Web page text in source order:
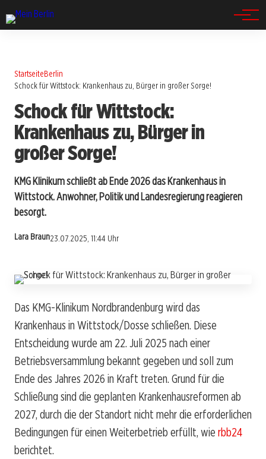
StartseiteBerlin
Schock für Wittstock: Krankenhaus zu, Bürger in großer Sorge!
Schock für Wittstock:
Krankenhaus zu, Bürger in
großer Sorge!
KMG Klinikum schließt ab Ende 2026 das Krankenhaus in
Wittstock. Anwohner, Politik und Landesregierung reagieren
besorgt.
Lara Braun23.07.2025, 11:44 Uhr
Das KMG-Klinikum Nordbrandenburg wird das
Krankenhaus in Wittstock/Dosse schließen. Diese
Entscheidung wurde am 22. Juli 2025 nach einer
Betriebsversammlung bekannt gegeben und soll zum
Ende des Jahres 2026 in Kraft treten. Grund für die
Schließung sind die geplanten Krankenhausreformen ab
2027, durch die der Standort nicht mehr die erforderlichen
Bedingungen für einen Weiterbetrieb erfüllt, wie rbb24
berichtet.